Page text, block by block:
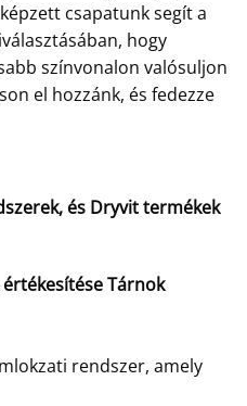
csapatunk segít a
hogy
színvonalon valósuljon
el hozzánk, és fedezze
és Dryvit termékek
Tárnok
rendszer, amely